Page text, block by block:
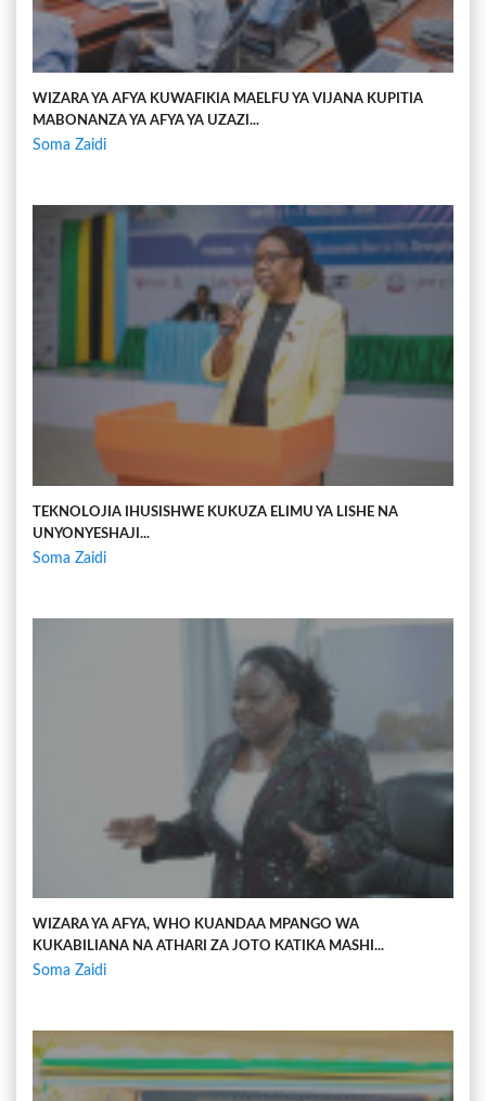
WIZARA YA AFYA KUWAFIKIA MAELFU YA VIJANA KUPITIA
MABONANZA YA AFYA YA UZAZI...
Soma Zaidi
TEKNOLOJIA IHUSISHWE KUKUZA ELIMU YA LISHE NA
UNYONYESHAJI...
Soma Zaidi
WIZARA YA AFYA, WHO KUANDAA MPANGO WA
KUKABILIANA NA ATHARI ZA JOTO KATIKA MASHI...
Soma Zaidi